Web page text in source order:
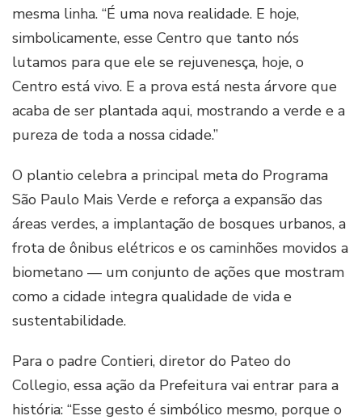
mesma linha. “É uma nova realidade. E hoje,
simbolicamente, esse Centro que tanto nós
lutamos para que ele se rejuvenesça, hoje, o
Centro está vivo. E a prova está nesta árvore que
acaba de ser plantada aqui, mostrando a verde e a
pureza de toda a nossa cidade.”
O plantio celebra a principal meta do Programa
São Paulo Mais Verde e reforça a expansão das
áreas verdes, a implantação de bosques urbanos, a
frota de ônibus elétricos e os caminhões movidos a
biometano — um conjunto de ações que mostram
como a cidade integra qualidade de vida e
sustentabilidade.
Para o padre Contieri, diretor do Pateo do
Collegio, essa ação da Prefeitura vai entrar para a
história: “Esse gesto é simbólico mesmo, porque o